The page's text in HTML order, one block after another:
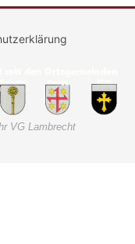
VG Lambrecht